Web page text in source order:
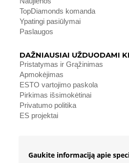
TopDiamonds komanda
Ypatingi pasiūlymai
Paslaugos
DAŽNIAUSIAI UŽDUODAMI
Pristatymas ir Grąžinimas
Apmokėjimas
ESTO vartojimo paskola
Pirkimas išsimokėtinai
Privatumo politika
ES projektai
Gaukite informaciją apie